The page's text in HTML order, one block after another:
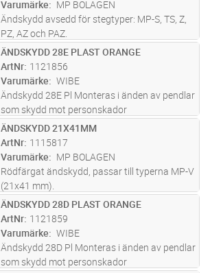
Varumärke
MP BOLAGEN
Ändskydd avsedd för stegtyper: MP-S, TS, Z,
PZ, AZ och PAZ.
ST Lägg i kundvagn
ÄNDSKYDD 28E PLAST ORANGE
ArtNr 1121856
Varumärke
WIBE
Ändskydd 28E Pl Monteras i änden av pendlar
som skydd mot personskador
ST Lägg i kundvagn
ÄNDSKYDD 21X41MM
ArtNr 1115817
Varumärke
MP BOLAGEN
Rödfärgat ändskydd, passar till typerna MP-V
(21x41 mm).
ST Lägg i kundvagn
ÄNDSKYDD 28D PLAST ORANGE
ArtNr 1121859
Varumärke
WIBE
Ändskydd 28D Pl Monteras i änden av pendlar
som skydd mot personskador